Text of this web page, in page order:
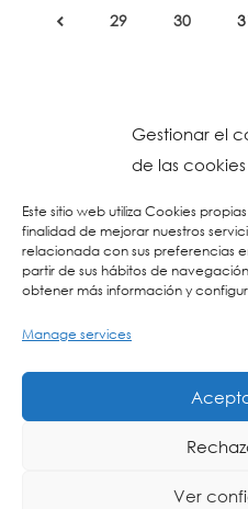
Gestionar el
de las cookies
Este sitio web utiliza Cookies
finalidad de mejorar nuestros
relacionada con sus preferencias
partir de sus hábitos de
obtener más información y
Manage services
Ver
29 30
Lege
Diseinua: La